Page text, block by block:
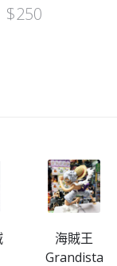
$250
海賊王
Grandista